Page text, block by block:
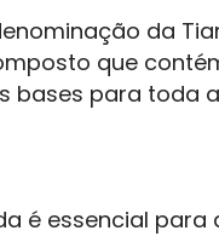
da
que
bases para toda
é essencial